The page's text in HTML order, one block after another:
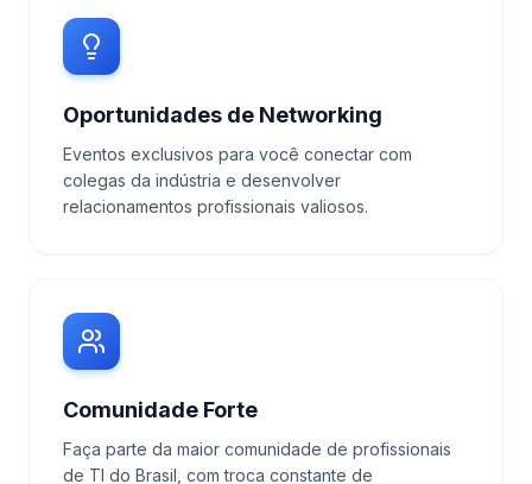
Oportunidades de Networking
Eventos exclusivos para você conectar com
colegas da indústria e desenvolver
relacionamentos profissionais valiosos.
Comunidade Forte
Faça parte da maior comunidade de profissionais
de TI do Brasil, com troca constante de